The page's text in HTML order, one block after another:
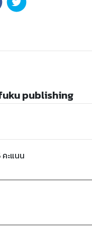
publishing
คะแนน